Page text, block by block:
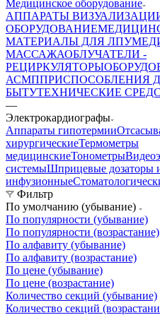
Медицинское оборудование
АППАРАТЫ
ОБОРУДОВАНИЕ
МАТЕРИАЛЫ ДЛЯ ЛПУ
МАССАЖАОБЛУЧАТЕЛИ -
РЕЦИРКУЛЯТОРЫ
АСМППРИСПОСОБЛЕНИЯ
БЫТУТЕХНИЧЕСКИЕ
—
Электрокардиографы
Аппараты гипотермии
хирургическиеТермометры
медицинскиеТонометры
системыШприцевые дозаторы
инфузионные
Фильтр
По умолчанию (убывание)
По популярности (убывание)
По популярности (возрастание)
По алфавиту (убывание)
По алфавиту (возрастание)
По цене (убывание)
По цене (возрастание)
Количество секций (убывание)
Количество секций